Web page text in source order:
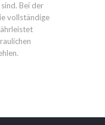
Bei der
vollständige